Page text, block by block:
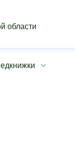
области